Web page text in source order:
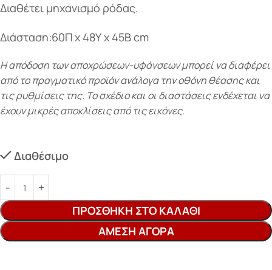
Διαθέτει μηχανισμό ρόδας.
Διάσταση:60Π x 48Υ x 45Β cm
Η απόδοση των αποχρώσεων-υφάνσεων μπορεί να διαφέρει
από το πραγματικό προϊόν ανάλογα την οθόνη θέασης και
τις ρυθμίσεις της. Το σχέδιο και οι διαστάσεις ενδέχεται να
έχουν μικρές αποκλίσεις από τις εικόνες.
Διαθέσιμο
ΠΡΟΣΘΉΚΗ ΣΤΟ ΚΑΛΆΘΙ
ΆΜΕΣΗ ΑΓΟΡΆ